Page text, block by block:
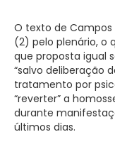
O texto de
(2) pelo plenário, o
que proposta igual
“salvo deliberação
tratamento por
“reverter” a
durante
últimos dias.